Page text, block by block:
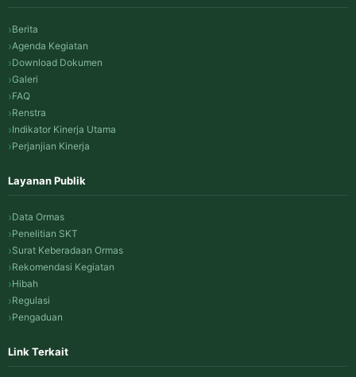
Berita
Agenda Kegiatan
Download Dokumen
Galeri
FAQ
Renstra
Indikator Kinerja Utama
Perjanjian Kinerja
Layanan Publik
Data Ormas
Penelitian SKT
Surat Keberadaan Ormas
Rekomendasi Kegiatan
Hibah
Regulasi
Pengaduan
Link Terkait